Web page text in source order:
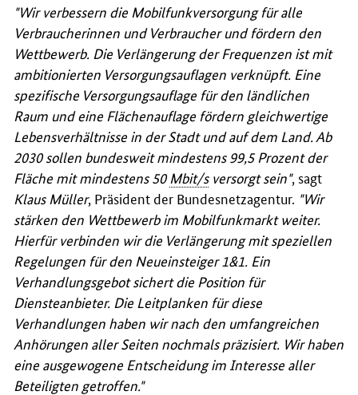
"Wir verbessern die Mobilfunkversorgung für alle
Verbraucherinnen und Verbraucher und fördern den
Wettbewerb. Die Verlängerung der Frequenzen ist mit
ambitionierten Versorgungsauflagen verknüpft. Eine
spezifische Versorgungsauflage für den ländlichen
Raum und eine Flächenauflage fördern gleichwertige
Lebensverhältnisse in der Stadt und auf dem Land. Ab
2030 sollen bundesweit mindestens 99,5 Prozent der
Fläche mit mindestens 50 Mbit/sversorgt sein", sagt
Klaus Müller, Präsident der Bundesnetzagentur. "Wir
stärken den Wettbewerb im Mobilfunkmarkt weiter.
Hierfür verbinden wir die Verlängerung mit speziellen
Regelungen für den Neueinsteiger 1&1. Ein
Verhandlungsgebot sichert die Position für
Diensteanbieter. Die Leitplanken für diese
Verhandlungen haben wir nach den umfangreichen
Anhörungen aller Seiten nochmals präzisiert. Wir haben
eine ausgewogene Entscheidung im Interesse aller
Beteiligten getroffen."